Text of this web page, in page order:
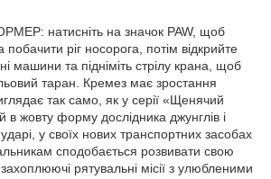
натисніть на значок PAW, щоб
ріг носорога, потім відкрийте
машини та підніміть стрілу крана, щоб
таран. Кремез має зростання
так само, як у серії «Щенячий
в жовту форму дослідника джунглів і
у своїх нових транспортних засобах
сподобається розвивати свою
рятувальні місії з улюбленими